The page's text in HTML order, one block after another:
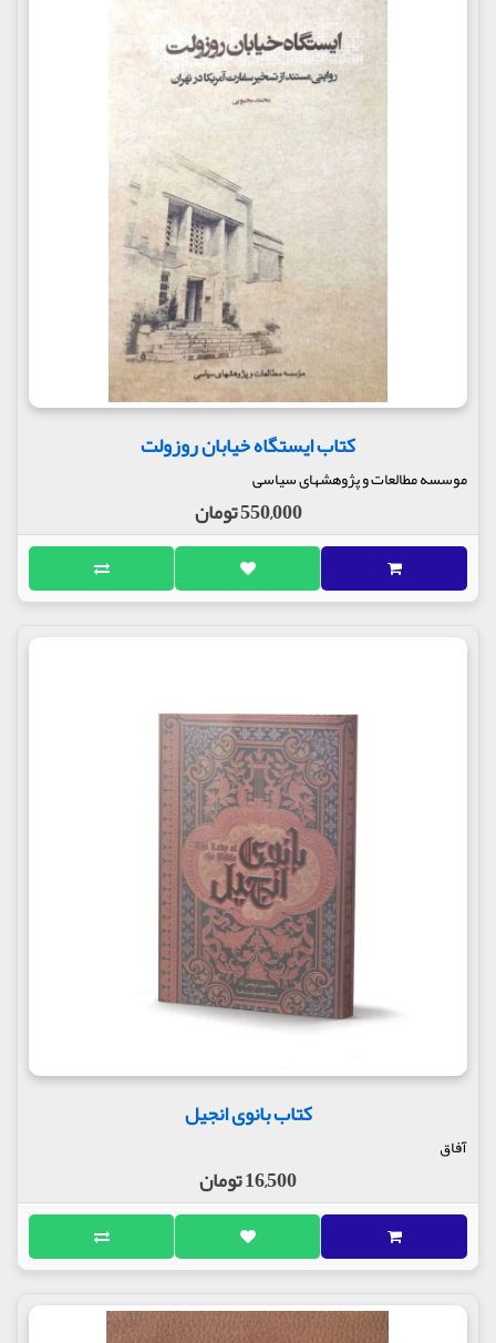
کتاب ایستگاه خیابان روزولت
موسسه مطالعات و پژوهشهای سیاسی
550,000 تومان
کتاب بانوی انجیل
آفاق
16,500 تومان